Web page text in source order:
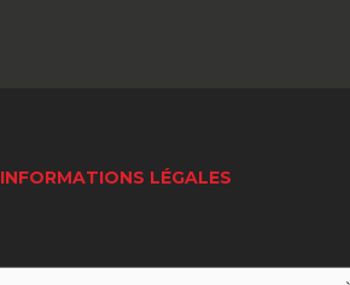
INFORMATIONS LÉGALES